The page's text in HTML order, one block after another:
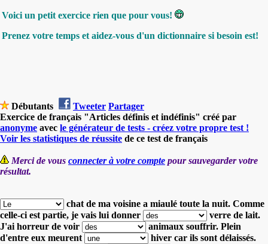
Voici un petit exercice rien que pour vous!
Prenez votre temps et aidez-vous d'un dictionnaire si besoin est!
Débutants Tweeter Partager
Exercice de français "Articles définis et indéfinis" créé par
anonyme avec le générateur de tests - créez votre propre test !
Voir les statistiques de réussite de ce test de français
Merci de vous connecter à votre compte pour sauvegarder votre
résultat.
chat de ma voisine a miaulé toute la nuit. Comme
celle-ci est partie, je vais lui donner
verre de lait.
J'ai horreur de voir
animaux souffrir. Plein
d'entre eux meurent
hiver car ils sont délaissés.